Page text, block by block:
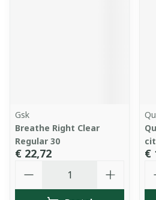
Gsk
Breathe Right Clear
Regular 30
€ 22,72 €